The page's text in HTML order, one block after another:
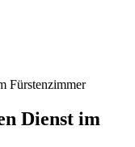
Fürstenzimmer
Dienst im